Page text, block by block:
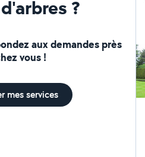
?
aux demandes près
vous !
mes services